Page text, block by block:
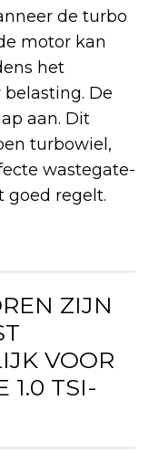
de turbo
motor kan
het
De
aan. Dit
turbowiel,
wastegate-
goed regelt.
ZIJN
VOOR
1.0 TSI-